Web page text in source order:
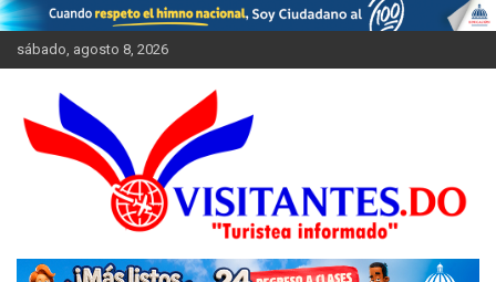
Saltar
al
contenido
sábado, agosto 8, 2026
Visitantes